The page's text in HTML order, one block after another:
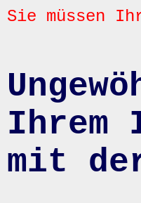
Sie müssen
Ihrem
mit